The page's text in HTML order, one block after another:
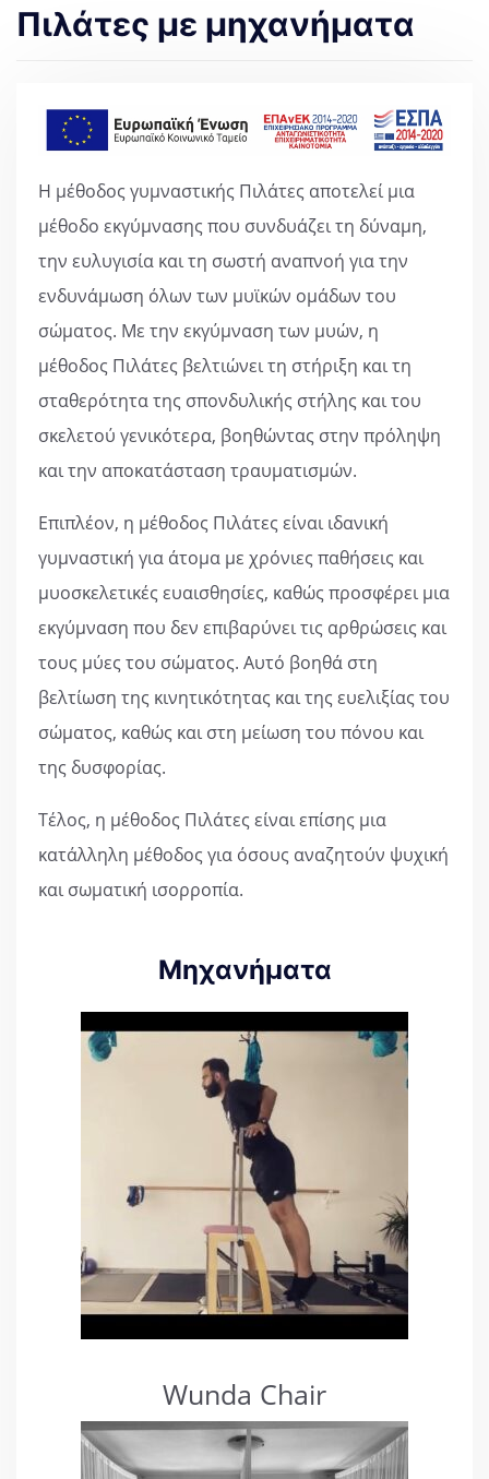
Πιλάτες με μηχανήματα
Η μέθοδος γυμναστικής Πιλάτες αποτελεί μια
μέθοδο εκγύμνασης που συνδυάζει τη δύναμη,
την ευλυγισία και τη σωστή αναπνοή για την
ενδυνάμωση όλων των μυϊκών ομάδων του
σώματος. Με την εκγύμναση των μυών, η
μέθοδος Πιλάτες βελτιώνει τη στήριξη και τη
σταθερότητα της σπονδυλικής στήλης και του
σκελετού γενικότερα, βοηθώντας στην πρόληψη
και την αποκατάσταση τραυματισμών.
Επιπλέον, η μέθοδος Πιλάτες είναι ιδανική
γυμναστική για άτομα με χρόνιες παθήσεις και
μυοσκελετικές ευαισθησίες, καθώς προσφέρει μια
εκγύμναση που δεν επιβαρύνει τις αρθρώσεις και
τους μύες του σώματος. Αυτό βοηθά στη
βελτίωση της κινητικότητας και της ευελιξίας του
σώματος, καθώς και στη μείωση του πόνου και
της δυσφορίας.
Τέλος, η μέθοδος Πιλάτες είναι επίσης μια
κατάλληλη μέθοδος για όσους αναζητούν ψυχική
και σωματική ισορροπία.
Μηχανήματα
Wunda Chair